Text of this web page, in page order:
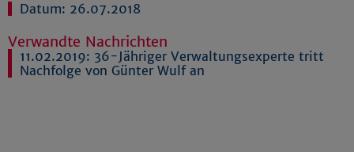
Datum: 26.07.2018
Verwandte Nachrichten
11.02.2019: 36-Jähriger Verwaltungsexperte tritt
Nachfolge von Günter Wulf an